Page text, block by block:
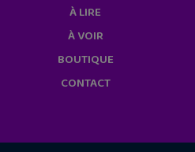
À LIRE
À VOIR
BOUTIQUE
CONTACT